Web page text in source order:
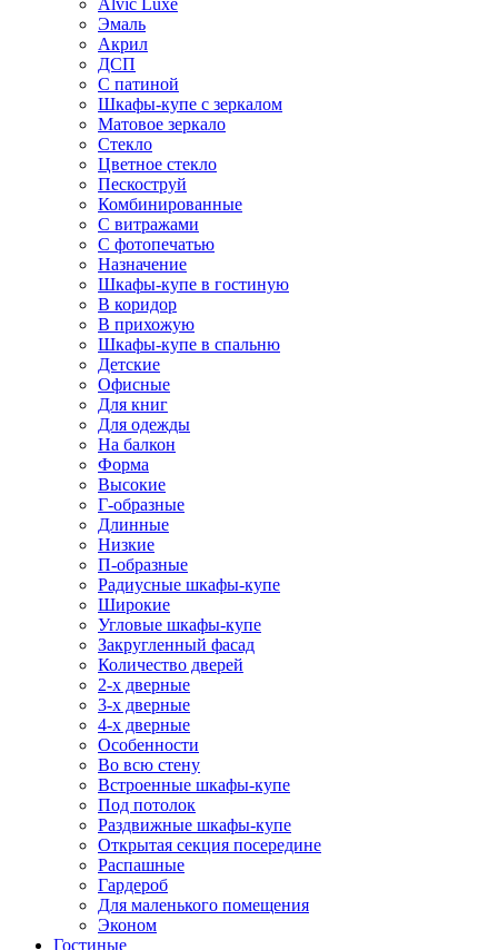
Alvic Luxe
Эмаль
Акрил
ДСП
С патиной
Шкафы-купе с зеркалом
Матовое зеркало
Стекло
Цветное стекло
Пескоструй
Комбинированные
С витражами
С фотопечатью
Назначение
Шкафы-купе в гостиную
В коридор
В прихожую
Шкафы-купе в спальню
Детские
Офисные
Для книг
Для одежды
На балкон
Форма
Высокие
Г-образные
Длинные
Низкие
П-образные
Радиусные шкафы-купе
Широкие
Угловые шкафы-купе
Закругленный фасад
Количество дверей
2-х дверные
3-х дверные
4-х дверные
Особенности
Во всю стену
Встроенные шкафы-купе
Под потолок
Раздвижные шкафы-купе
Открытая секция посередине
Распашные
Гардероб
Для маленького помещения
Эконом
Гостиные